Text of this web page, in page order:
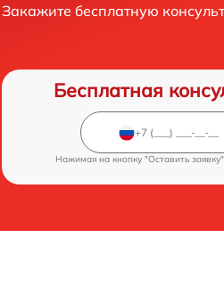
Закажите бесплатную
Бесплатная
Нажимая на кнопку "Оставить